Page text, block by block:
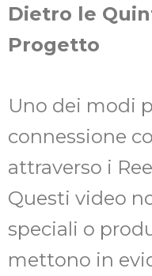
Dietro le
Progetto
Uno dei modi
connessione
attraverso i
Questi video
speciali o
mettono in